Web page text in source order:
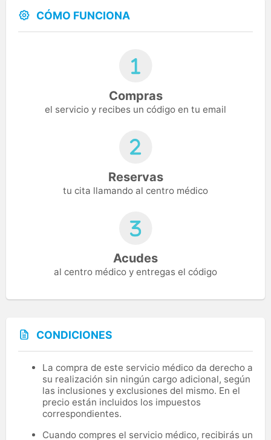
CÓMO FUNCIONA
Compras
el servicio y recibes un código en tu email
Reservas
tu cita llamando al centro médico
Acudes
al centro médico y entregas el código
CONDICIONES
La compra de este servicio médico da derecho a
su realización sin ningún cargo adicional, según
las inclusiones y exclusiones del mismo. En el
precio están incluidos los impuestos
correspondientes.
Cuando compres el servicio médico, recibirás un